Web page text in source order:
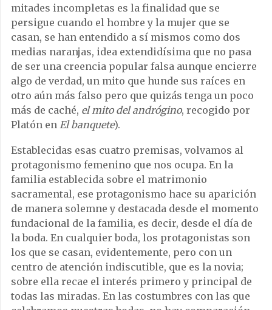
mitades incompletas es la finalidad que se
persigue cuando el hombre y la mujer que se
casan, se han entendido a sí mismos como dos
medias naranjas, idea extendidísima que no pasa
de ser una creencia popular falsa aunque encierre
algo de verdad, un mito que hunde sus raíces en
otro aún más falso pero que quizás tenga un poco
más de caché, el mito del andrógino, recogido por
Platón en El banquete).
Establecidas esas cuatro premisas, volvamos al
protagonismo femenino que nos ocupa. En la
familia establecida sobre el matrimonio
sacramental, ese protagonismo hace su aparición
de manera solemne y destacada desde el momento
fundacional de la familia, es decir, desde el día de
la boda. En cualquier boda, los protagonistas son
los que se casan, evidentemente, pero con un
centro de atención indiscutible, que es la novia;
sobre ella recae el interés primero y principal de
todas las miradas. En las costumbres con las que